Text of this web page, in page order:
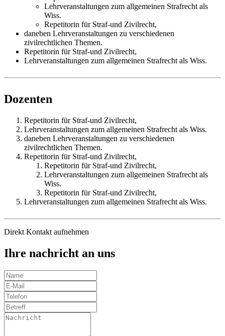
Lehrveranstaltungen zum allgemeinen Strafrecht als
Wiss.
Repetitorin für Straf-und Zivilrecht,
daneben Lehrveranstaltungen zu verschiedenen
zivilrechtlichen Themen.
Repetitorin für Straf-und Zivilrecht,
Lehrveranstaltungen zum allgemeinen Strafrecht als Wiss.
Dozenten
Repetitorin für Straf-und Zivilrecht,
Lehrveranstaltungen zum allgemeinen Strafrecht als Wiss.
daneben Lehrveranstaltungen zu verschiedenen
zivilrechtlichen Themen.
Repetitorin für Straf-und Zivilrecht,
Repetitorin für Straf-und Zivilrecht,
Lehrveranstaltungen zum allgemeinen Strafrecht als
Wiss.
Repetitorin für Straf-und Zivilrecht,
Lehrveranstaltungen zum allgemeinen Strafrecht als Wiss.
Direkt Kontakt aufnehmen
Ihre nachricht an uns